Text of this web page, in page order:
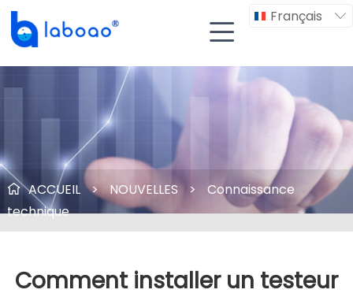
Français 

 ACCUEIL > NOUVELLES >
Connaissance
technique
Comment installer un testeur